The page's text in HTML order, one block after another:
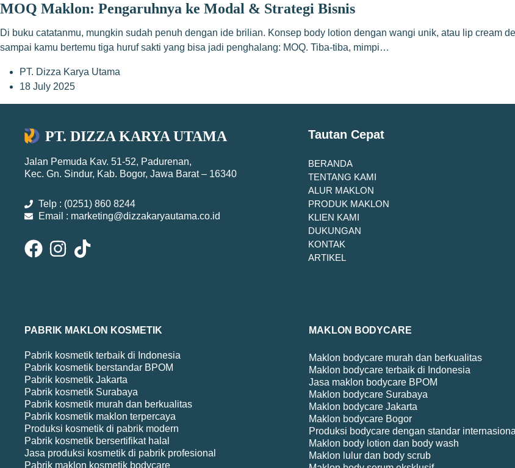
MOQ Maklon: Pengaruhnya ke Modal & Strategi Bisnis
Di buku catatanmu, mungkin sudah penuh dengan ide brilian. Konsep body lotion dengan wangi unik, atau lip cream
sampai kamu bertemu tiga huruf sakti yang bisa jadi penghalang: MOQ. Tiba-tiba, mimpi…
PT. Dizza Karya Utama
18 July 2025
PT. DIZZA KARYA UTAMA
Jalan Pemuda Kav. 51-52, Padurenan,
Kec. Gn. Sindur, Kab. Bogor, Jawa Barat – 16340
Telp : (0251) 860 8244
Email : marketing@dizzakaryautama.co.id
Tautan Cepat
BERANDA
TENTANG KAMI
ALUR MAKLON
PRODUK MAKLON
KLIEN KAMI
DUKUNGAN
KONTAK
ARTIKEL
PABRIK MAKLON KOSMETIK
Pabrik kosmetik terbaik di Indonesia
Pabrik kosmetik berstandar BPOM
Pabrik kosmetik Jakarta
Pabrik kosmetik Surabaya
Pabrik kosmetik murah dan berkualitas
Pabrik kosmetik maklon terpercaya
Produksi kosmetik di pabrik modern
Pabrik kosmetik bersertifikat halal
Jasa produksi kosmetik di pabrik profesional
Pabrik maklon kosmetik bodycare
MAKLON BODYCARE
Maklon bodycare murah dan berkualitas
Maklon bodycare terbaik di Indonesia
Jasa maklon bodycare BPOM
Maklon bodycare Surabaya
Maklon bodycare Jakarta
Maklon bodycare Bogor
Produksi bodycare dengan standar internasional
Maklon body lotion dan body wash
Maklon lulur dan body scrub